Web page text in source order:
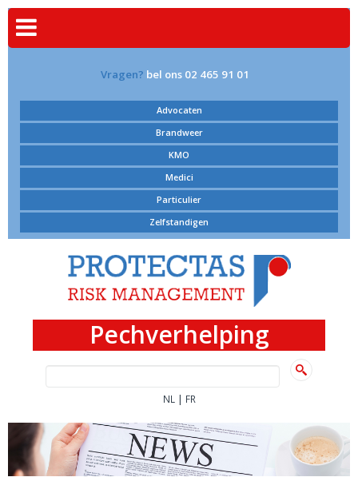
Vragen? bel ons 02 465 91 01
Advocaten
Brandweer
KMO
Medici
Particulier
Zelfstandigen
Pechverhelping
NL | FR